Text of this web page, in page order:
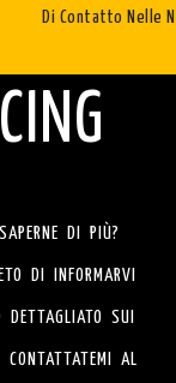
Di Contatto Nelle
DI PIÙ?
DI INFORMARVI
DETTAGLIATO SUI
CONTATTATEMI AL